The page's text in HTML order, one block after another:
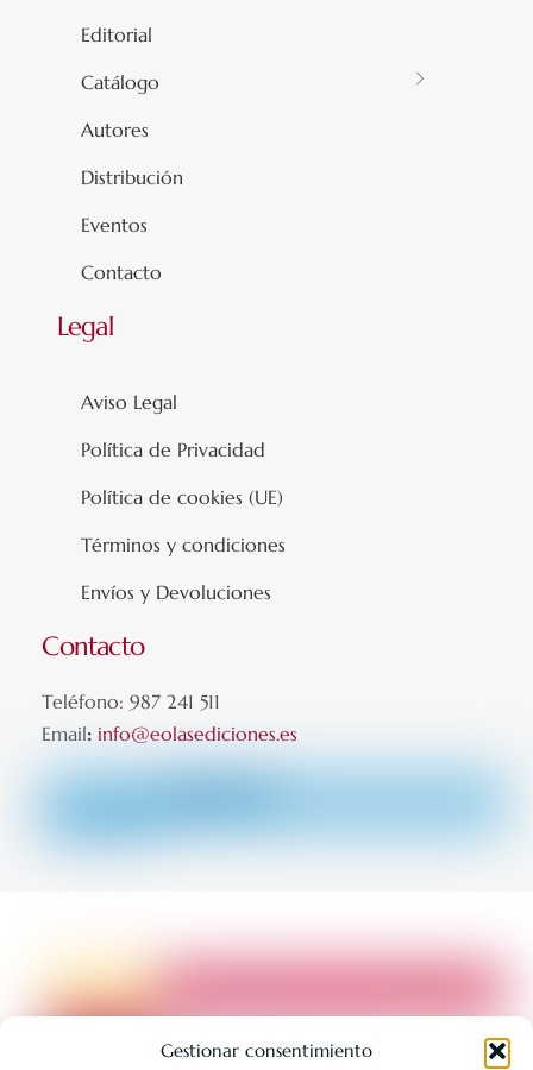
Gestionar consentimiento
Editorial
Catálogo
Autores
Distribución
Eventos
Contacto
Legal
Aviso Legal
Política de Privacidad
Política de cookies (UE)
Términos y condiciones
Envíos y Devoluciones
Contacto
Teléfono: 987 241 511
Email: info@eolasediciones.es